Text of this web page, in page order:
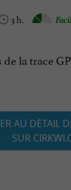
3 h.
la trace
AU DÉTAIL
SUR